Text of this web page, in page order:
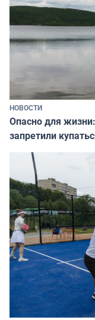
НОВОСТИ
Опасно для
запретили